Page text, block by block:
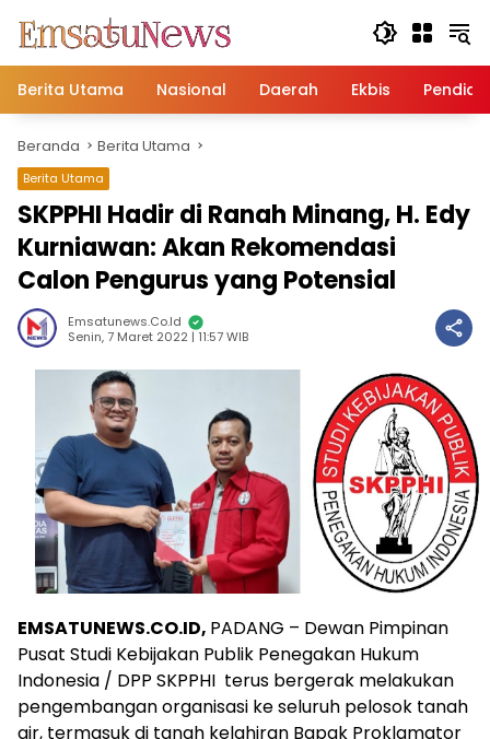
konten
Berita Utama
Nasional Daerah Ekbis
Beranda Berita Utama
Berita Utama
SKPPHI Hadir di Ranah Minang, H. Edy
Kurniawan: Akan Rekomendasi
Calon Pengurus yang Potensial
Emsatunews.co.id
Senin, 7 Maret 2022 | 11:57 WIB
EMSATUNEWS.CO.ID, PADANG – Dewan Pimpinan
Pusat Studi Kebijakan Publik Penegakan Hukum
Indonesia / DPP SKPPHI terus bergerak melakukan
pengembangan organisasi ke seluruh pelosok tanah
air, termasuk di tanah kelahiran Bapak Proklamator